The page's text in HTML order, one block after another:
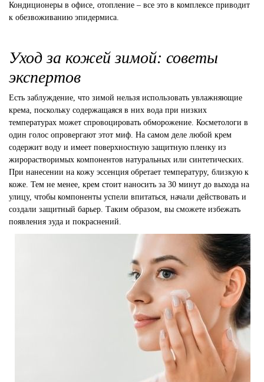
Кондиционеры в офисе, отопление – все это в комплексе приводит
к обезвоживанию эпидермиса.
Уход за кожей зимой: советы
экспертов
Есть заблуждение, что зимой нельзя использовать увлажняющие
крема, поскольку содержащаяся в них вода при низких
температурах может спровоцировать обморожение. Косметологи в
один голос опровергают этот миф. На самом деле любой крем
содержит воду и имеет поверхностную защитную пленку из
жирорастворимых компонентов натуральных или синтетических.
При нанесении на кожу эссенция обретает температуру, близкую к
коже. Тем не менее, крем стоит наносить за 30 минут до выхода на
улицу, чтобы компоненты успели впитаться, начали действовать и
создали защитный барьер. Таким образом, вы сможете избежать
появления зуда и покраснений.